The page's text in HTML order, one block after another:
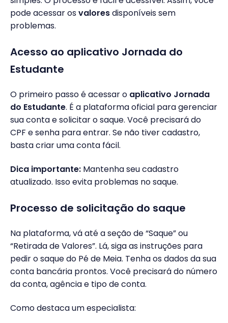
pode acessar osvaloresdisponíveis sem
problemas.
Acesso ao aplicativo Jornada do
Estudante
O primeiro passo é acessar o aplicativo Jornada
do Estudante. É a plataforma oficial para gerenciar
sua conta e solicitar o saque. Você precisará do
CPF e senha para entrar. Se não tiver cadastro,
basta criar uma conta fácil.
Dica importante: Mantenha seu cadastro
atualizado. Isso evita problemas no saque.
Processo de solicitação do saque
Na plataforma, vá até a seção de “Saque” ou
“Retirada de Valores”. Lá, siga as instruções para
pedir o saque do Pé de Meia. Tenha os dados da sua
conta bancária prontos. Você precisará do número
da conta, agência e tipo de conta.
Como destaca um especialista: